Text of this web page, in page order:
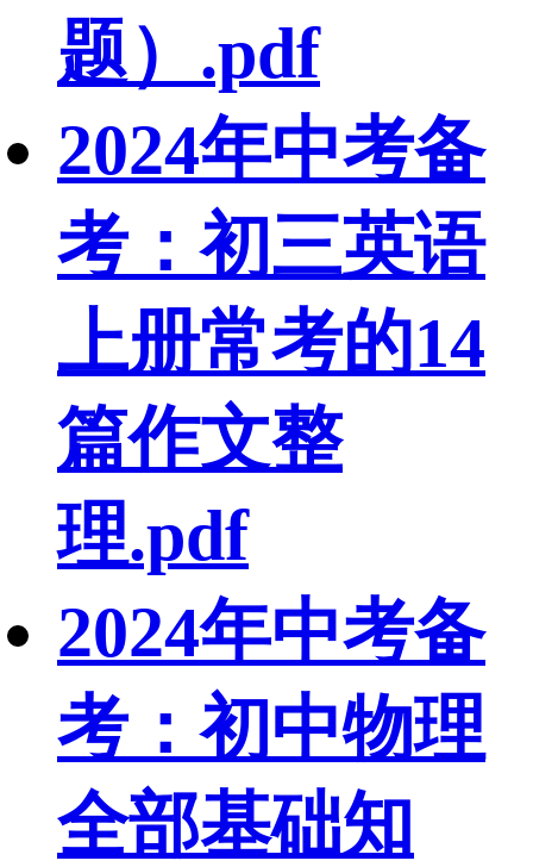
题）.pdf
2024年中考备
考：初三英语
上册常考的14
篇作文整
理.pdf
2024年中考备
考：初中物理
全部基础知